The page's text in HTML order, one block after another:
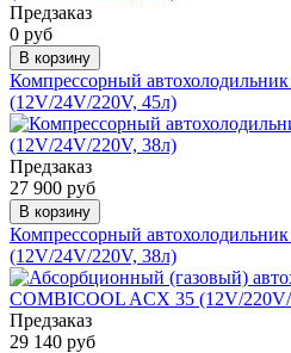
Предзаказ
0 руб
В корзину
Компрессорный
(12V/24V/220V, 45л)
Предзаказ
27 900 руб
В корзину
Компрессорный
(12V/24V/220V, 38л)
Предзаказ
29 140 руб